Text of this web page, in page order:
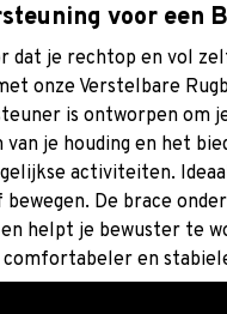
voor een
dat je rechtop en vol
onze Verstelbare
is ontworpen om
je houding en het
activiteiten.
bewegen. De brace
helpt je bewuster te
comfortabeler en